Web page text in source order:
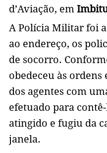
d’Aviação, em
A Polícia Militar foi
ao endereço, os
de socorro.
obedeceu às
dos agentes com
efetuado para
atingido e fugiu da
janela.